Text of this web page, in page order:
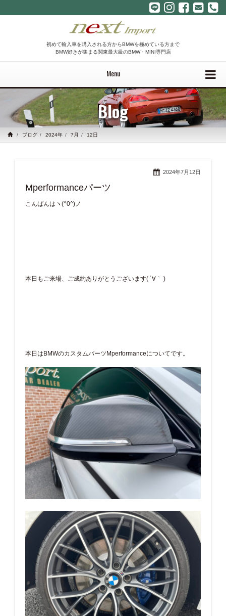
初めて輸入車を購入される方からBMWを極めている方まで
BMW好きが集まる関東最大級のBMW・MINI専門店
Menu
Blog
ブログ 2024年 7月 12日
2024年7月12日
Mperformanceパーツ
こんばんはヽ(^0^)ノ
本日もご来場、ご成約ありがとうございます( ´∀｀ )
本日はBMWのカスタムパーツMperformanceについてです。